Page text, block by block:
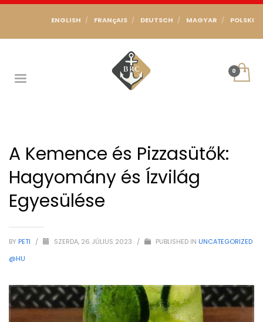
ENGLISH FRANçAIS DEUTSCH MAGYAR POLSKI
A Kemence és Pizzasütők:
Hagyomány és Ízvilág
Egyesülése
BY PETI / SZERDA, 26 JÚLIUS 2023 / PUBLISHED IN UNCATEGORIZED
@HU